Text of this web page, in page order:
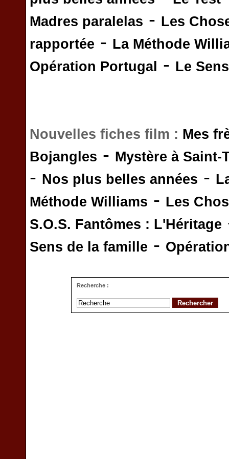
Madres paralelas - Les
rapportée - La Méthode
Opération Portugal
- Le
Nouvelles fiches film : Mes
Bojangles - Mystère à Saint-
- Nos plus belles années -
Méthode Williams - Les
S.O.S. Fantômes : L'Héritage
Sens de la famille -
Recherche :